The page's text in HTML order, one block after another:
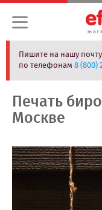
Пишите на нашу почту
по телефонам8 (800)
Печать
Москве